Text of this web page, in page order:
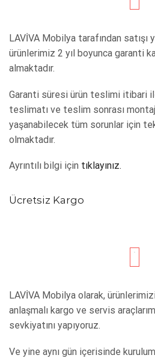
LAVİVA Mobilya tarafından satışı
ürünlerimiz 2 yıl boyunca garanti
almaktadır.
Garanti süresi ürün teslimi itibari
teslimatı ve teslim sonrası
yaşanabilecek tüm sorunlar için
olmaktadır.
Ayrıntılı bilgi için tıklayınız.
Ücretsiz Kargo
LAVİVA Mobilya olarak,
anlaşmalı kargo ve servis
sevkiyatını yapıyoruz.
Ve yine aynı gün içerisinde